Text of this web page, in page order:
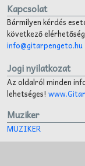
Kapcsolat
Bármilyen kérdés
következő
info@gitarpengeto.hu
Jogi nyilatkozat
Az oldalról minden
lehetséges!
Muziker
MUZIKER